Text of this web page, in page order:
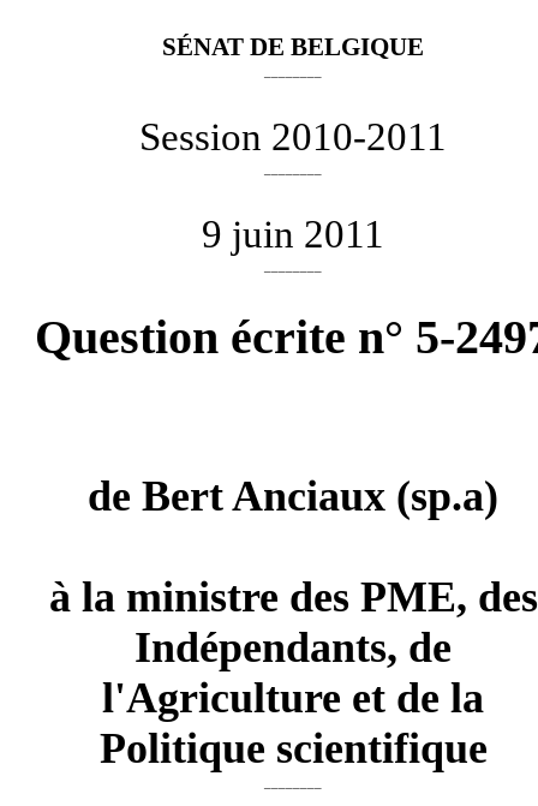
SÉNAT DE BELGIQUE
Session 2010-2011
9 juin 2011
Question écrite n° 5-
deBert Anciaux (sp.a)
à la ministre des PME, des
Indépendants, de
l'Agriculture et de la
Politique scientifique